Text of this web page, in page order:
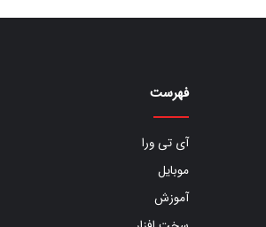
فهرست
آی تی ورا
موبایل
آموزش